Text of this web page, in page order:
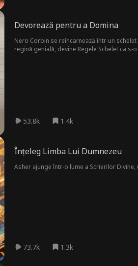
Devorează pentru a Domina
Nero Corbin se reîncarnează într-un
regină genială, devine Regele Schelet ca s-
53.8k 1.4k
Înțeleg Limba Lui Dumnezeu
Asher ajunge într-o lume a Scrierilor
73.7k 1.3k